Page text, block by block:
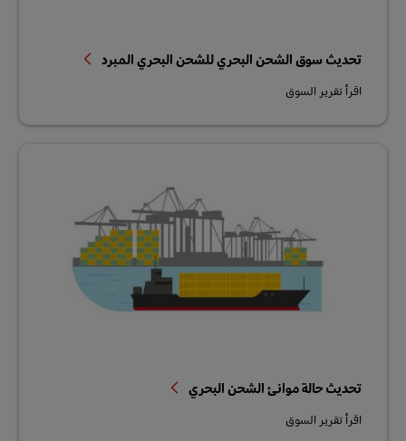
تحديث سوق الشحن البحري للشحن البحري المبرد
اقرأ تقرير السوق
تحديث حالة موانئ الشحن البحري
اقرأ تقرير السوق